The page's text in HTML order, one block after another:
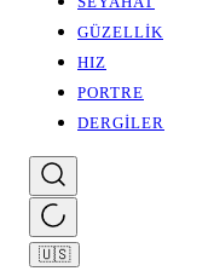
GÜZELLİK
HIZ
PORTRE
DERGİLER
🇺🇸